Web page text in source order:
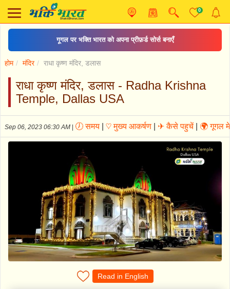
0
गूगल पर भक्ति भारत को अपना प्रीफ़र्ड सोर्स बनाएँ
होम मंदिर राधा कृष्ण मंदिर, डलास
राधा कृष्ण मंदिर, डलास - Radha Krishna
Temple, Dallas USA
Sep 06, 2023 06:30 AM 🕖 समय ♡ मुख्य आकर्षण ✈ कैसे पहुचें 🌍 गूगल
Read in English